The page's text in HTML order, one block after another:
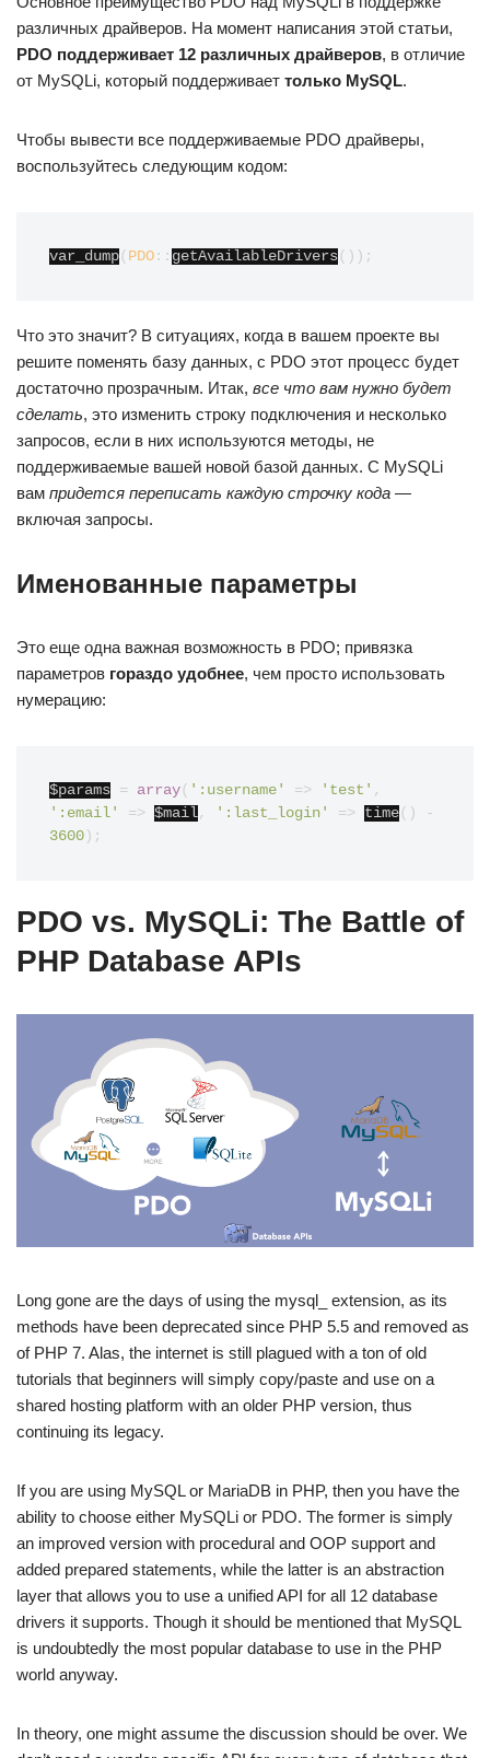
различных драйверов. На момент написания этой статьи,
PDO поддерживает 12 различных драйверов, в отличие
от MySQLi, который поддерживает только MySQL.
Чтобы вывести все поддерживаемые PDO драйверы,
воспользуйтесь следующим кодом:
var_dump( PDO :: getAvailableDrivers());
Что это значит? В ситуациях, когда в вашем проекте вы
решите поменять базу данных, с PDO этот процесс будет
достаточно прозрачным. Итак, все что вам нужно будет
сделать, это изменить строку подключения и несколько
запросов, если в них используются методы, не
поддерживаемые вашей новой базой данных. С MySQLi
вам придется переписать каждую строчку кода —
включая запросы.
Именованные параметры
Это еще одна важная возможность в PDO; привязка
параметров гораздо удобнее, чем просто использовать
нумерацию:
$params = array( ':username' => 'test' ,
':email'
=> $mail, ':last_login' => time()
-
3600 );
PDO vs. MySQLi: The Battle of
PHP Database APIs
Long gone are the days of using the mysql_ extension, as its
methods have been deprecated since PHP 5.5 and removed as
of PHP 7. Alas, the internet is still plagued with a ton of old
tutorials that beginners will simply copy/paste and use on a
shared hosting platform with an older PHP version, thus
continuing its legacy.
If you are using MySQL or MariaDB in PHP, then you have the
ability to choose either MySQLi or PDO. The former is simply
an improved version with procedural and OOP support and
added prepared statements, while the latter is an abstraction
layer that allows you to use a unified API for all 12 database
drivers it supports. Though it should be mentioned that MySQL
is undoubtedly the most popular database to use in the PHP
world anyway.
In theory, one might assume the discussion should be over. We